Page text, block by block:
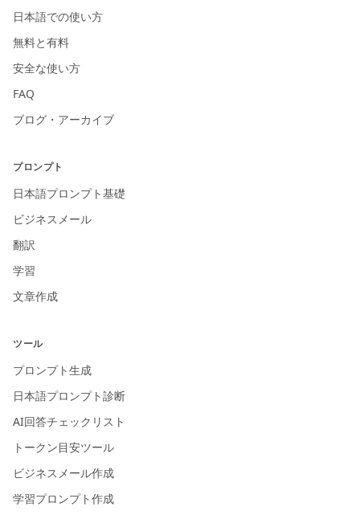
日本語での使い方
無料と有料
安全な使い方
FAQ
ブログ・アーカイブ
プロンプト
日本語プロンプト基礎
ビジネスメール
翻訳
学習
文章作成
ツール
プロンプト生成
日本語プロンプト診断
AI回答チェックリスト
トークン目安ツール
ビジネスメール作成
学習プロンプト作成